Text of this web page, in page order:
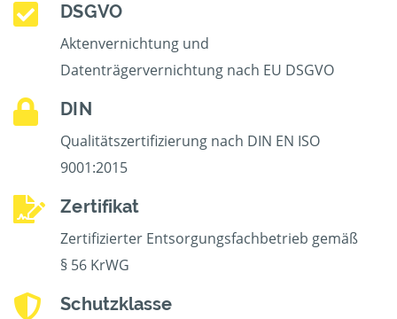
DSGVO
Aktenvernichtung und
Datenträgervernichtung nach EU DSGVO
DIN
Qualitätszertifizierung nach DIN EN ISO
9001:2015
Zertifikat
Zertifizierter Entsorgungsfachbetrieb gemäß
§ 56 KrWG
Schutzklasse